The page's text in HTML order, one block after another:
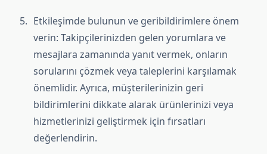
Etkileşimde bulunun ve geribildirimlere önem
verin: Takipçilerinizden gelen yorumlara ve
mesajlara zamanında yanıt vermek, onların
sorularını çözmek veya taleplerini karşılamak
önemlidir. Ayrıca, müşterilerinizin geri
bildirimlerini dikkate alarak ürünlerinizi veya
hizmetlerinizi geliştirmek için fırsatları
değerlendirin.